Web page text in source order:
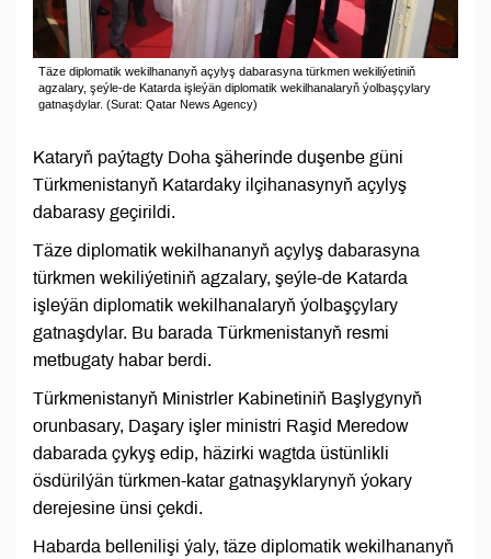
Täze diplomatik wekilhananyň açylyş dabarasyna türkmen wekiliýetiniň
agzalary, şeýle-de Katarda işleýän diplomatik wekilhanalaryň ýolbaşçylary
gatnaşdylar. (Surat: Qatar News Agency)
Kataryň paýtagty Doha şäherinde duşenbe güni
Türkmenistanyň Katardaky ilçihanasynyň açylyş
dabarasy geçirildi.
Täze diplomatik wekilhananyň açylyş dabarasyna
türkmen wekiliýetiniň agzalary, şeýle-de Katarda
işleýän diplomatik wekilhanalaryň ýolbaşçylary
gatnaşdylar. Bu barada Türkmenistanyň resmi
metbugaty habar berdi.
Türkmenistanyň Ministrler Kabinetiniň Başlygynyň
orunbasary, Daşary işler ministri Raşid Meredow
dabarada çykyş edip, häzirki wagtda üstünlikli
ösdürilýän türkmen-katar gatnaşyklarynyň ýokary
derejesine ünsi çekdi.
Habarda bellenilişi ýaly, täze diplomatik wekilhananyň